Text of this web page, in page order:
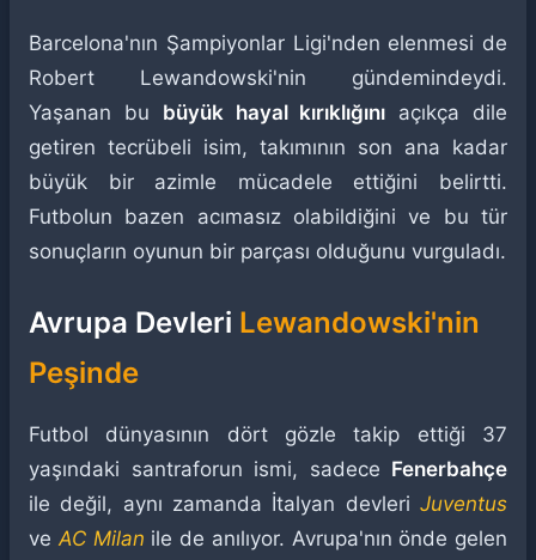
Barcelona'nın Şampiyonlar Ligi'nden elenmesi de
Robert Lewandowski'nin gündemindeydi.
Yaşanan bu büyük hayal kırıklığını açıkça dile
getiren tecrübeli isim, takımının son ana kadar
büyük bir azimle mücadele ettiğini belirtti.
Futbolun bazen acımasız olabildiğini ve bu tür
sonuçların oyunun bir parçası olduğunu vurguladı.
Avrupa Devleri Lewandowski'nin
Peşinde
Futbol dünyasının dört gözle takip ettiği 37
yaşındaki santraforun ismi, sadece Fenerbahçe
ile değil, aynı zamanda İtalyan devleri Juventus
ve AC Milan ile de anılıyor. Avrupa'nın önde gelen